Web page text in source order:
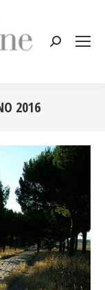
Cerca:
2016